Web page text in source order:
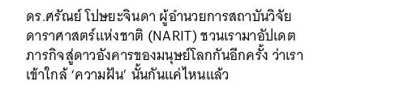
ดร.ศรัณย์ โปษยะจินดา ผู้อำนวยการสถาบันวิจัย
ดาราศาสตร์แห่งชาติ (NARIT) ชวนเรามาอัปเดต
ภารกิจสู่ดาวอังคารของมนุษย์โลกกันอีกครั้ง ว่าเรา
เข้าใกล้ ‘ความฝัน’ นั้นกันแค่ไหนแล้ว